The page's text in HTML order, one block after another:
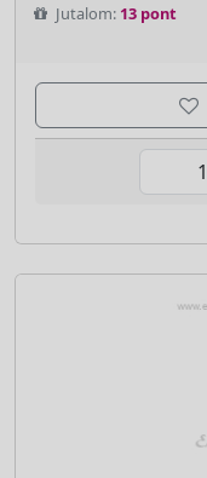
Jutalom: 13 pont